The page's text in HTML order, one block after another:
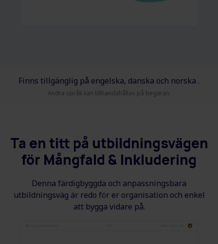
Finns tillgänglig på engelska, danska och norska .
Andra språk kan tillhandahållas på begäran.
Ta en titt på utbildningsvägen
för Mångfald & Inkludering
Denna färdigbyggda och anpassningsbara
utbildningsväg är redo för er organisation och enkel
att bygga vidare på.